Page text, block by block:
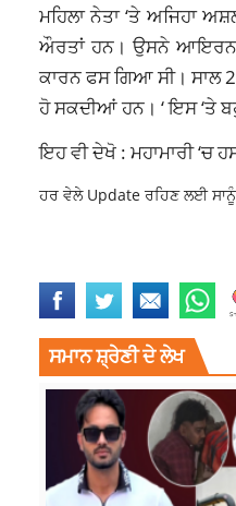
ਮਹਿਲਾ ਨੇਤਾ ‘ਤੇ ਅਜਿਹਾ
ਔਰਤਾਂ ਹਨ। ਉਸਨੇ ਆਇਰਨ
ਕਾਰਨ ਫਸ ਗਿਆ ਸੀ। ਸਾਲ
ਹੋ ਸਕਦੀਆਂ ਹਨ। ‘ ਇਸ ‘ਤੇ
ਇਹ ਵੀ ਦੇਖੋ : ਮਹਾਮਾਰੀ ‘ਚ
ਹਰ ਵੇਲੇ Update ਰਹਿਣ ਲਈ ਸਾਨੂੰ
ਸਮਾਨ ਸ਼੍ਰੇਣੀ ਦੇ ਲੇਖ